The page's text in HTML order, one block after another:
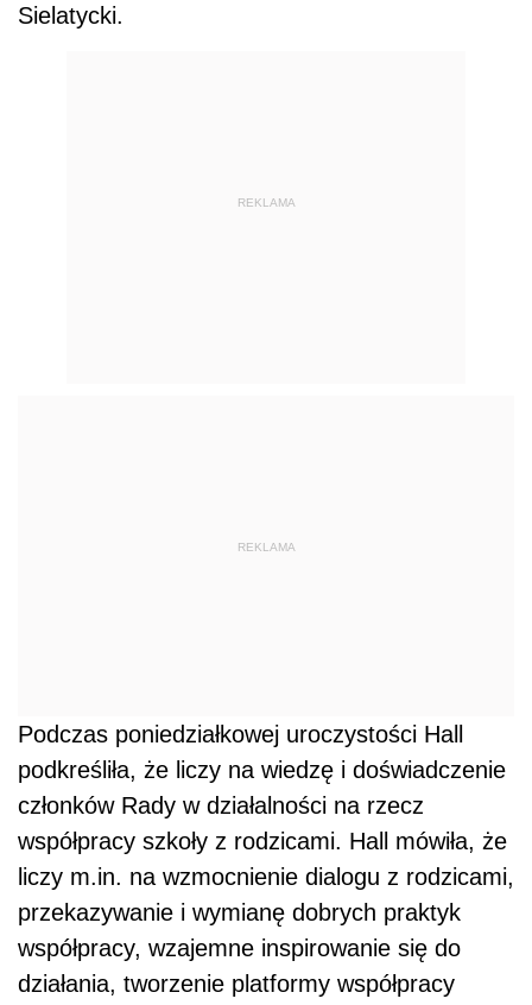
Sielatycki.
REKLAMA
REKLAMA
Podczas poniedziałkowej uroczystości Hall
podkreśliła, że liczy na wiedzę i doświadczenie
członków Rady w działalności na rzecz
współpracy szkoły z rodzicami. Hall mówiła, że
liczy m.in. na wzmocnienie dialogu z rodzicami,
przekazywanie i wymianę dobrych praktyk
współpracy, wzajemne inspirowanie się do
działania, tworzenie platformy współpracy